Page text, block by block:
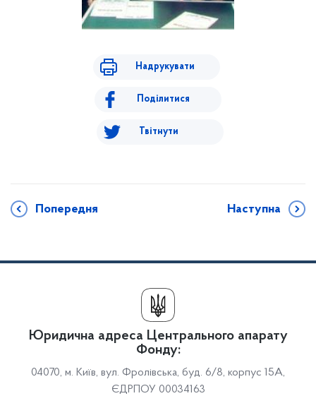
Надрукувати
Поділитися
Твітнути
Попередня Наступна
Юридична адреса Центрального апарату
Фонду:
04070, м. Київ, вул. Фролівська, буд. 6/8, корпус 15А,
ЄДРПОУ 00034163